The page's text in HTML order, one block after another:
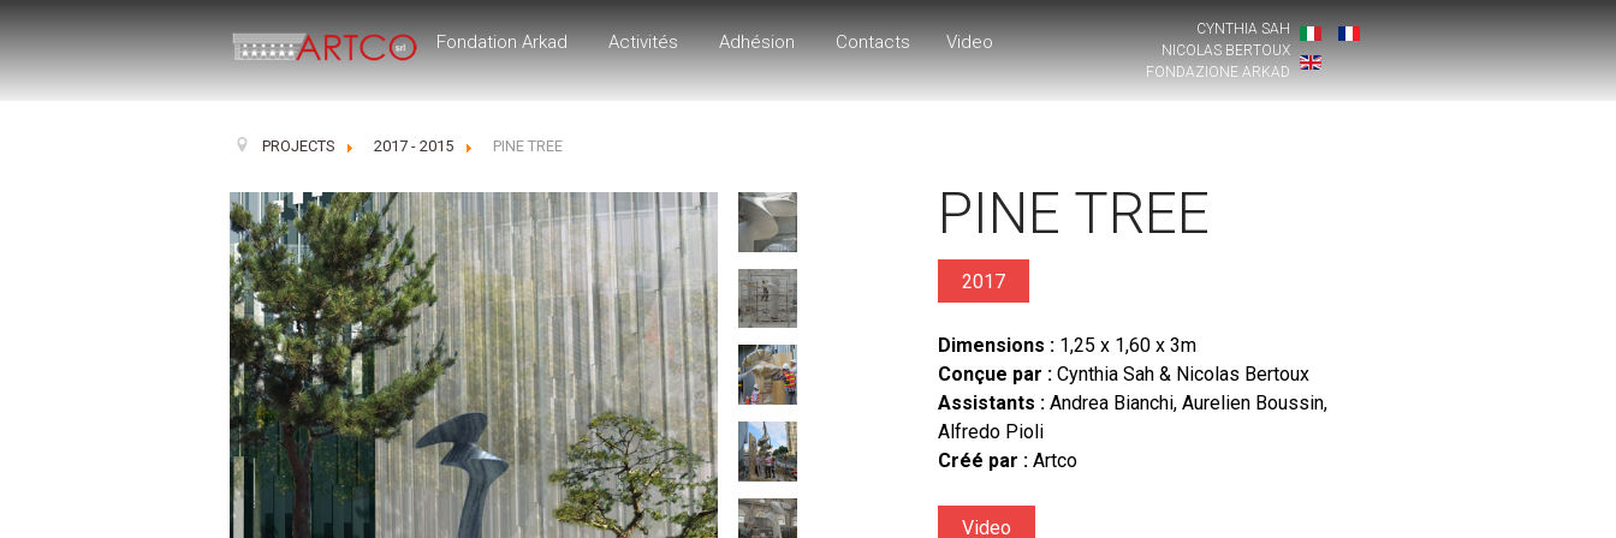
Fondation Arkad Activités Adhésion Contacts Video
CYNTHIA SAH
NICOLAS BERTOUX
FONDAZIONE ARKAD
PROJECTS 2017 - 2015 PINE TREE
PINE TREE
2017
Dimensions :1,25 x 1,60 x 3m
Conçue par :Cynthia Sah & Nicolas Bertoux
Assistants :Andrea Bianchi, Aurelien Boussin,
Alfredo Pioli
Créé par :Artco
Video